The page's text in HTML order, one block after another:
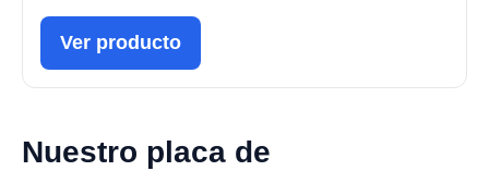
Ver producto
Nuestro placa de